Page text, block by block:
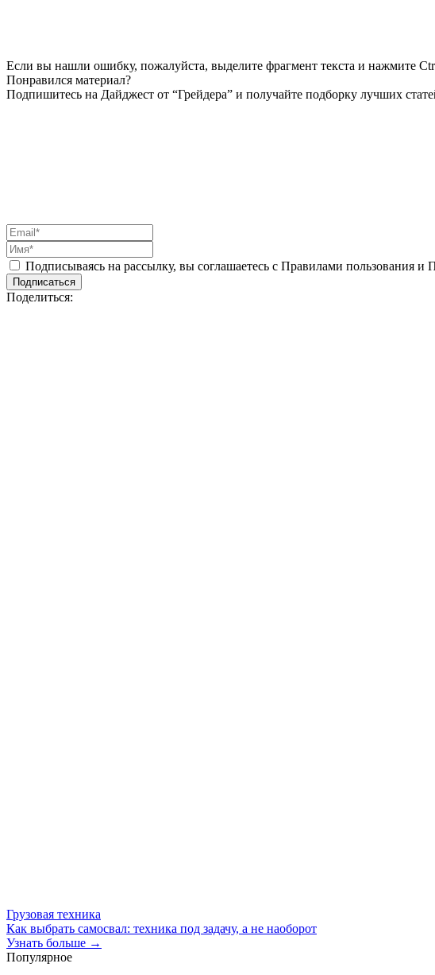
Если вы нашли ошибку, пожалуйста, выделите фрагмент текста и нажмите
Понравился материал?
Подпишитесь на Дайджест от “Грейдера” и получайте подборку лучших
Подписываясь на рассылку, вы соглашаетесь с Правилами пользования
Подписаться
Поделиться:
Грузовая техника
Как выбрать самосвал: техника под задачу, а не наоборот
Узнать больше →
Популярное